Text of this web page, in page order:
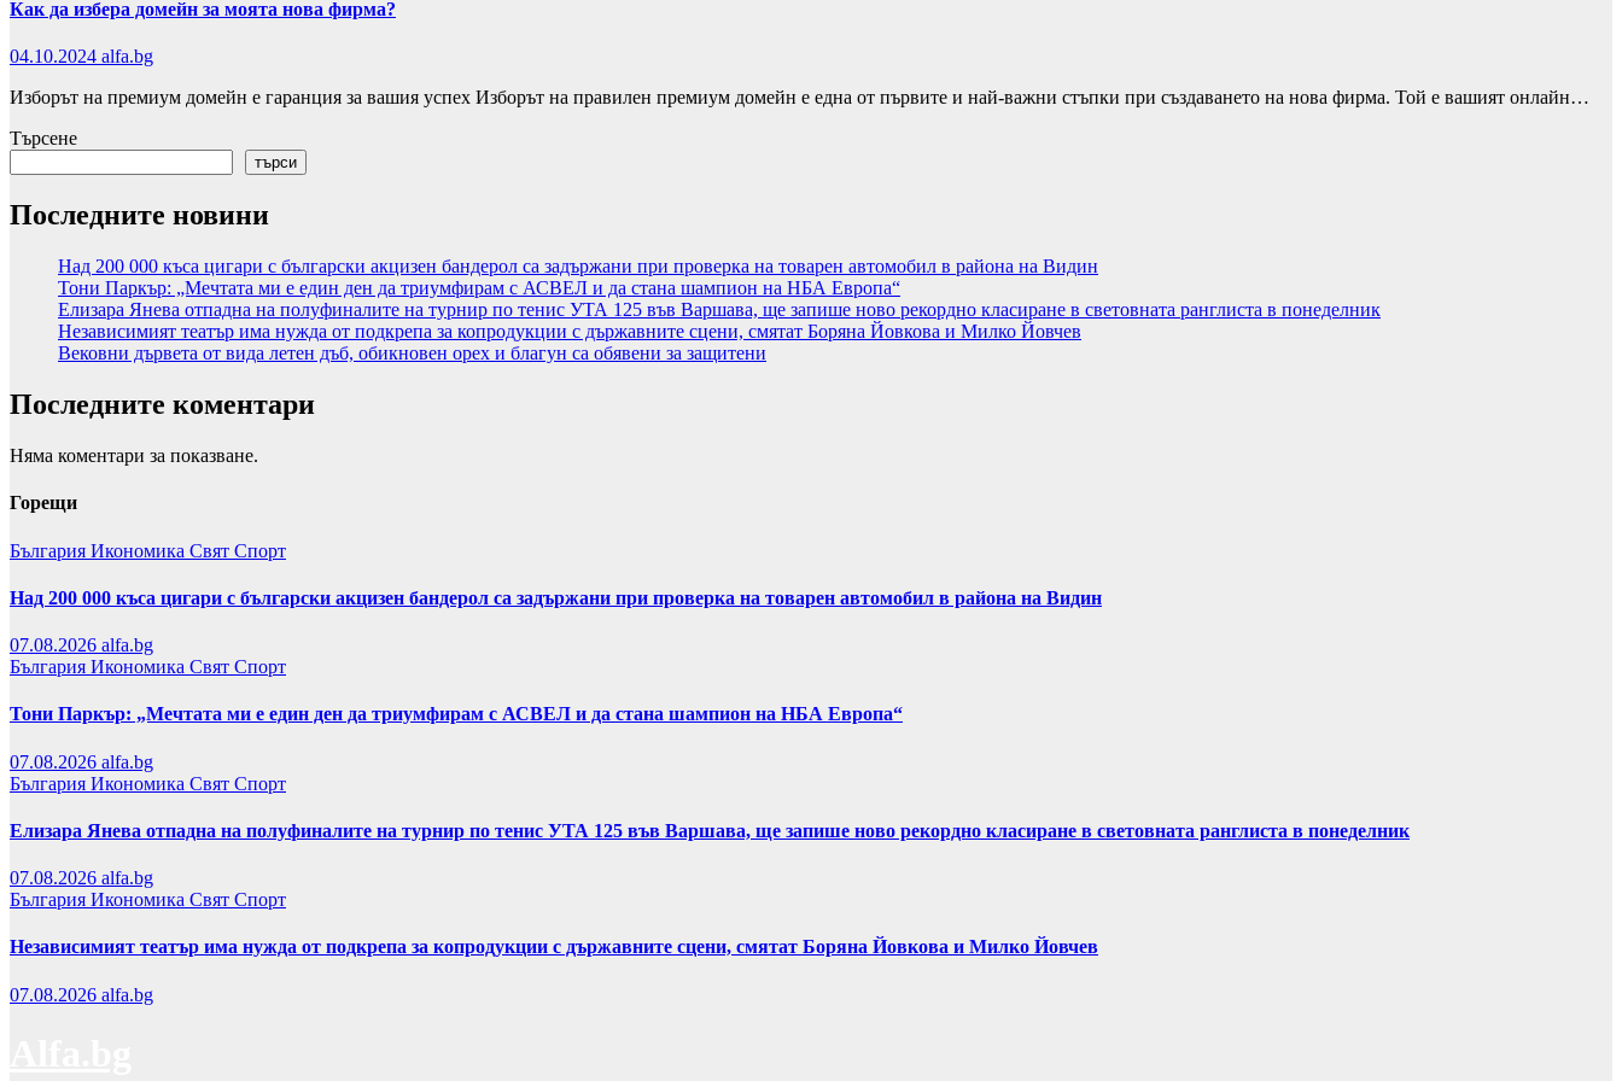
Как да избера домейн за моята нова фирма?
04.10.2024 alfa.bg
Изборът на премиум домейн е гаранция за вашия успех Изборът на правилен премиум домейн е една от първите и най-важни стъпки при създаването на нова фирма. Той е вашият онлайн…
Търсене
търси
Последните новини
Над 200 000 къса цигари с български акцизен бандерол са задържани при проверка на товарен автомобил в района на Видин
Тони Паркър: „Мечтата ми е един ден да триумфирам с АСВЕЛ и да стана шампион на НБА Европа“
Елизара Янева отпадна на полуфиналите на турнир по тенис УТА 125 във Варшава, ще запише ново рекордно класиране в световната ранглиста в понеделник
Независимият театър има нужда от подкрепа за копродукции с държавните сцени, смятат Боряна Йовкова и Милко Йовчев
Вековни дървета от вида летен дъб, обикновен орех и благун са обявени за защитени
Последните коментари
Няма коментари за показване.
Горещи
България Икономика Свят Спорт
Над 200 000 къса цигари с български акцизен бандерол са задържани при проверка на товарен автомобил в района на Видин
07.08.2026 alfa.bg
България Икономика Свят Спорт
Тони Паркър: „Мечтата ми е един ден да триумфирам с АСВЕЛ и да стана шампион на НБА Европа“
07.08.2026 alfa.bg
България Икономика Свят Спорт
Елизара Янева отпадна на полуфиналите на турнир по тенис УТА 125 във Варшава, ще запише ново рекордно класиране в световната ранглиста в понеделник
07.08.2026 alfa.bg
България Икономика Свят Спорт
Независимият театър има нужда от подкрепа за копродукции с държавните сцени, смятат Боряна Йовкова и Милко Йовчев
07.08.2026 alfa.bg